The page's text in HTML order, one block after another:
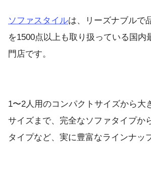
ソファスタイルは、リーズナブルで
を1500点以上も取り扱っている国内
門店です。
1〜2人用のコンパクトサイズから大
サイズまで、完全なソファタイプか
タイプなど、実に豊富なラインナッ